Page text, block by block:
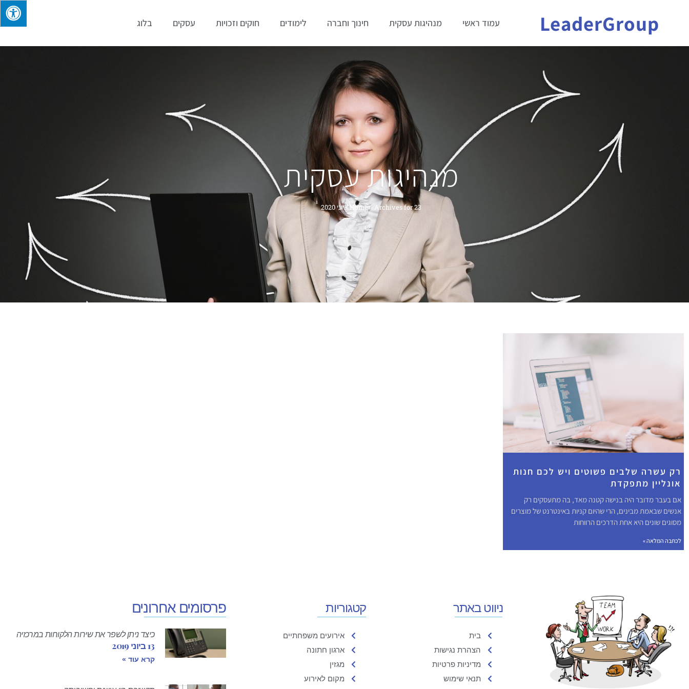
LeaderGroup עמוד ראשי מנהיגות עסקית חינוך וחברה לימודים חוקים וזכויות עסקים בלוג
מנהיגות עסקית
Home» Archives for 23 ביוני 2020
רק עשרה שלבים פשוטים ויש לכם חנות
אונליין מתפקדת
אם בעבר מדובר היה בנישה קטנה מאד, בה מתעסקים רק
אנשים שבאמת מבינים, הרי שהיום קניות באינטרנט של מוצרים
מסוגים שונים היא אחת הדרכים הרווחות
לכתבה המלאה »
ניווט באתר
בית
הצהרת נגישות
מדיניות פרטיות
תנאי שימוש
קטגוריות
אירועים משפחתיים
ארגון חתונה
מגזין
מקום לאירוע
פרסומים אחרונים
כיצד ניתן לשפר את שירות הלקוחות במרכזיה
13 ביוני 2019
קרא עוד »